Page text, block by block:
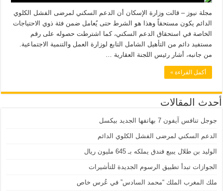
مجلة نيوز – قالت وزارة الإسكان أن الدعم السكني لمرضى الفشل الكلوي
الدائم يكون مستحقاً وهذا هو الشرط حتى يُعامل ضمن فئة ذوي الاحتياجات
الخاصة في استحقاق الدعم السكني، كما اشترطت حصوله على رقم
مستفيد دائم من التأهيل الشامل التابع لوزارة العمل والتنمية الاجتماعية.
من جانبه، أشار رئيس اللجنة العقارية …
أكمل القراءة »
أحدث المقالات
جوجل تنافس آيفون 7 بهاتفها الجديد بيكسل
الدعم السكني لمرضى الفشل الكلوي الدائم
الوليد بن طلال يبيع فندق يملكه بـ 645 مليون ريال
الجوازات تبدأ تطبيق الرسوم الجديدة للتأشيرات
ملك المغرب الملك “محمد السادس” في عُرس خاص